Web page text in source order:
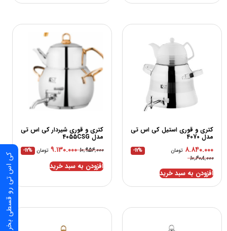
کتری و قوری استیل کی اس تی
مدل 4070
۱۰.۶۰۸.۰۰۰
۸.۸۴۰.۰۰۰ تومان -17%
افزودن به سبد خرید
کتری و قوری شیردار کی اس تی
مدل 4055CSG
۱۰.۹۵۶.۰۰۰ ۹.۱۳۰.۰۰۰ تومان -17%
افزودن به سبد خرید کی اس تی رو قسطی بخر